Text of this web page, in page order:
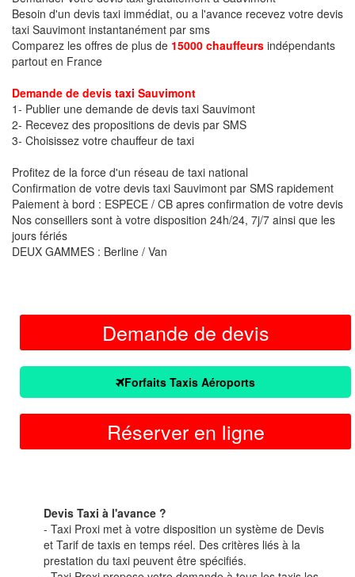
Besoin d'un devis taxi immédiat, ou a l'avance recevez votre devis
taxi Sauvimont instantanément par sms
Comparez les offres de plus de 15000 chauffeurs indépendants
partout en France
Demande de devis taxi Sauvimont
1- Publier une demande de devis taxi Sauvimont
2- Recevez des propositions de devis par SMS
3- Choisissez votre chauffeur de taxi
Profitez de la force d'un réseau de taxi national
Confirmation de votre devis taxi Sauvimont par SMS rapidement
Paiement à bord : ESPECE / CB apres confirmation de votre devis
Nos conseillers sont à votre disposition 24h/24, 7j/7 ainsi que les
jours fériés
DEUX GAMMES : Berline / Van
Demande de devis
Forfaits Taxis Aéroports
Réserver en ligne
Devis Taxi à l'avance ?
- Taxi Proxi met à votre disposition un système de Devis
et Tarif de taxis en temps réel. Des critères liés à la
prestation du taxi peuvent être spécifiés.